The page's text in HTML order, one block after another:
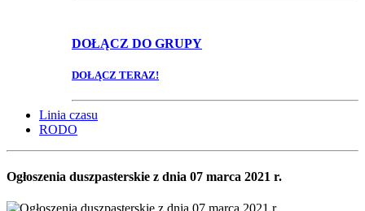
DOŁĄCZ DO GRUPY
DOŁĄCZ TERAZ!
Linia czasu
RODO
Ogłoszenia duszpasterskie z dnia 07 marca 2021 r.